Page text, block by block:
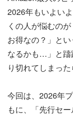
2026年もいよい
くの人が悩むの
お得なの？」と
なるかも…」と躊
り切れてしまった
今回は、2026年
もに、「先行セ